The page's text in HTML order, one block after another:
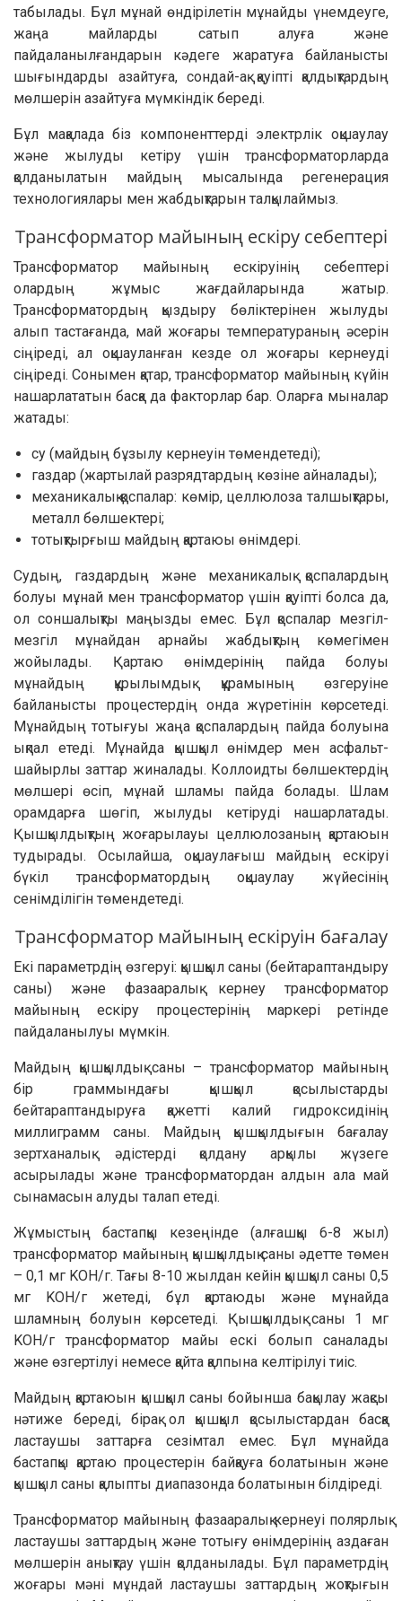
табылады. Бұл мұнай өндірілетін мұнайды үнемдеуге,
жаңа майларды сатып алуға және
пайдаланылғандарын кәдеге жаратуға байланысты
шығындарды азайтуға, сондай-ақ қауіпті қалдықтардың
мөлшерін азайтуға мүмкіндік береді.
Бұл мақалада біз компоненттерді электрлік оқшаулау
және жылуды кетіру үшін трансформаторларда
қолданылатын майдың мысалында регенерация
технологиялары мен жабдықтарын талқылаймыз.
Трансформатор майының ескіру себептері
Трансформатор майының ескіруінің себептері
олардың жұмыс жағдайларында жатыр.
Трансформатордың қыздыру бөліктерінен жылуды
алып тастағанда, май жоғары температураның әсерін
сіңіреді, ал оқшауланған кезде ол жоғары кернеуді
сіңіреді. Сонымен қатар, трансформатор майының күйін
нашарлататын басқа да факторлар бар. Оларға мыналар
жатады:
су (майдың бұзылу кернеуін төмендетеді);
газдар (жартылай разрядтардың көзіне айналады);
механикалық қоспалар: көмір, целлюлоза талшықтары,
металл бөлшектері;
тотықтырғыш майдың қартаюы өнімдері.
Судың, газдардың және механикалық қоспалардың
болуы мұнай мен трансформатор үшін қауіпті болса да,
ол соншалықты маңызды емес. Бұл қоспалар мезгіл-
мезгіл мұнайдан арнайы жабдықтың көмегімен
жойылады. Қартаю өнімдерінің пайда болуы
мұнайдың құрылымдық құрамының өзгеруіне
байланысты процестердің онда жүретінін көрсетеді.
Мұнайдың тотығуы жаңа қоспалардың пайда болуына
ықпал етеді. Мұнайда қышқыл өнімдер мен асфальт-
шайырлы заттар жиналады. Коллоидты бөлшектердің
мөлшері өсіп, мұнай шламы пайда болады. Шлам
орамдарға шөгіп, жылуды кетіруді нашарлатады.
Қышқылдықтың жоғарылауы целлюлозаның қартаюын
тудырады. Осылайша, оқшаулағыш майдың ескіруі
бүкіл трансформатордың оқшаулау жүйесінің
сенімділігін төмендетеді.
Трансформатор майының ескіруін бағалау
Екі параметрдің өзгеруі: қышқыл саны (бейтараптандыру
саны) және фазааралық кернеу трансформатор
майының ескіру процестерінің маркері ретінде
пайдаланылуы мүмкін.
Майдың қышқылдық саны – трансформатор майының
бір граммындағы қышқыл қосылыстарды
бейтараптандыруға қажетті калий гидроксидінің
миллиграмм саны. Майдың қышқылдығын бағалау
зертханалық әдістерді қолдану арқылы жүзеге
асырылады және трансформатордан алдын ала май
сынамасын алуды талап етеді.
Жұмыстың бастапқы кезеңінде (алғашқы 6-8 жыл)
трансформатор майының қышқылдық саны әдетте төмен
– 0,1 мг KOH/г. Тағы 8-10 жылдан кейін қышқыл саны 0,5
мг KOH/г жетеді, бұл қартаюды және мұнайда
шламның болуын көрсетеді. Қышқылдық саны 1 мг
KOH/г трансформатор майы ескі болып саналады
және өзгертілуі немесе қайта қалпына келтірілуі тиіс.
Майдың қартаюын қышқыл саны бойынша бақылау жақсы
нәтиже береді, бірақ ол қышқыл қосылыстардан басқа
ластаушы заттарға сезімтал емес. Бұл мұнайда
бастапқы қартаю процестерін байқауға болатынын және
қышқыл саны қалыпты диапазонда болатынын білдіреді.
Трансформатор майының фазааралық кернеуі полярлық
ластаушы заттардың және тотығу өнімдерінің аздаған
мөлшерін анықтау үшін қолданылады. Бұл параметрдің
жоғары мәні мұндай ластаушы заттардың жоқтығын